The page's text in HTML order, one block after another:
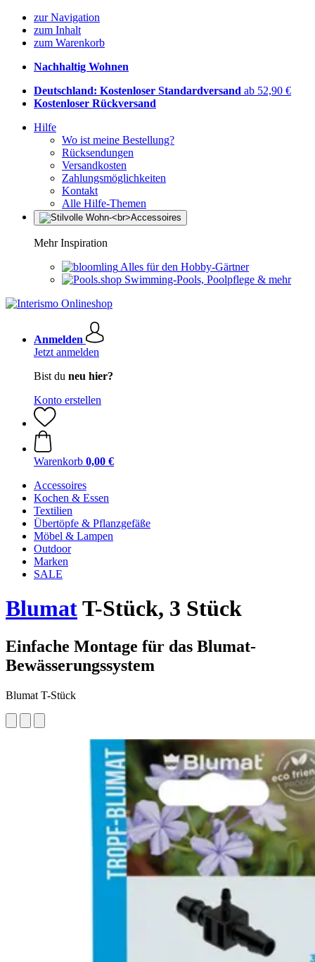
zur Navigation
zum Inhalt
zum Warenkorb
Nachhaltig Wohnen
Deutschland: Kostenloser Standardversand ab 52,90 €
Kostenloser Rückversand
Hilfe
Wo ist meine Bestellung?
Rücksendungen
Versandkosten
Zahlungsmöglichkeiten
Kontakt
Alle Hilfe-Themen
Mehr Inspiration
Alles für den Hobby-Gärtner
Swimming-Pools, Poolpflege & mehr
Anmelden
Jetzt anmelden
Bist du neu hier?
Konto erstellen
Warenkorb 0,00 €
Accessoires
Kochen & Essen
Textilien
Übertöpfe & Pflanzgefäße
Möbel & Lampen
Outdoor
Marken
SALE
BlumatT-Stück, 3 Stück
Einfache Montage für das Blumat-
Bewässerungssystem
Blumat T-Stück